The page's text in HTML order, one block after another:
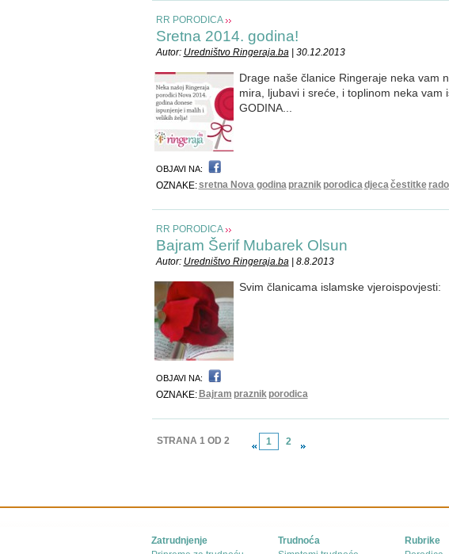
RR PORODICA
Sretna 2014. godina!
Autor: Uredništvo Ringeraja.ba| 30.12.2013
Drage naše članice Ringeraje neka vam
mira, ljubavi i sreće, i toplinom neka vam
GODINA...
OBJAVI NA:
OZNAKE:sretna Nova godina praznik porodicadjecačestitke
RR PORODICA
Bajram Šerif Mubarek Olsun
Autor: Uredništvo Ringeraja.ba| 8.8.2013
Svim članicama islamske vjeroispovjesti:
OBJAVI NA:
OZNAKE: Bajram praznik porodica
STRANA 1 OD 2 1 2
Zatrudnjenje
Trudnoća
Rubrike